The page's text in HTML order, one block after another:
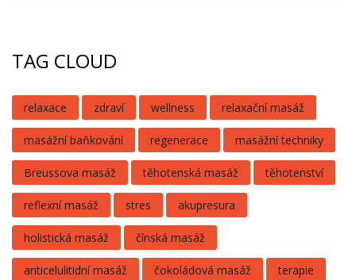
TAG CLOUD
relaxace zdraví wellness relaxační masáž
masážní baňkování regenerace masážní techniky
Breussova masáž těhotenská masáž těhotenství
reflexní masáž stres akupresura
holistická masáž čínská masáž
anticelulitidní masáž čokoládová masáž terapie